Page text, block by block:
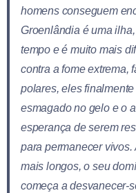
homens conseguem
Groenlândia é uma
tempo e é muito mais
contra a fome extrema,
polares, eles
esmagado no gelo e o
esperança de serem
para permanecer
mais longos, o seu
começa a desvanecer-